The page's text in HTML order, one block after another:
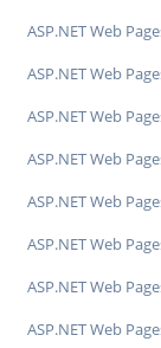
ASP.NET Web
ASP.NET Web
ASP.NET Web
ASP.NET Web
ASP.NET Web
ASP.NET Web
ASP.NET Web
ASP.NET Web